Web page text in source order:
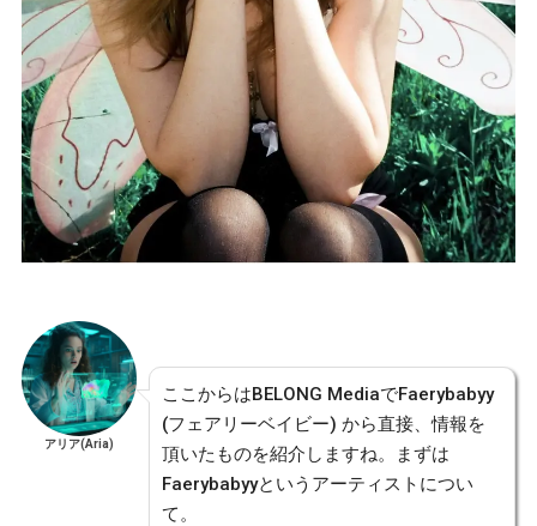
アリア(Aria)
ここからはBELONG MediaでFaerybabyy
(フェアリーベイビー) から直接、情報を
頂いたものを紹介しますね。まずは
Faerybabyyというアーティストについ
て。